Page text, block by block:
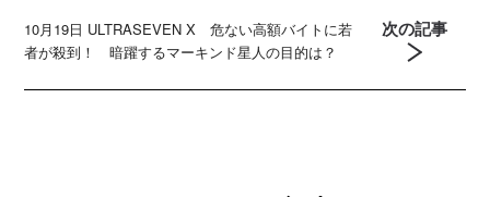
10月19日 ULTRASEVEN X 危ない高額バイトに若
者が殺到！ 暗躍するマーキンド星人の目的は？
次の記事